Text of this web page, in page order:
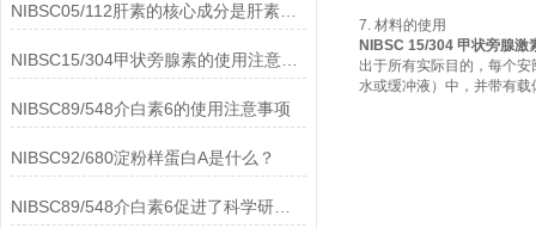
NIBSC05/112肝素的核心成分是肝素钠(Heparin Sodium)
NIBSC15/304甲状旁腺素的使用注意事项
NIBSC89/548介白素6的使用注意事项
NIBSC92/680淀粉样蛋白A是什么？
NIBSC89/548介白素6促进了科学研究的进步
7. 材料的使用
NIBSC 15/304 甲状旁腺激
出于所有实际目的，每个
水或缓冲液）中，并带有